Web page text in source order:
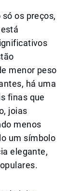
os preços,
menor peso
há uma
finas que
joias
menos
um símbolo
elegante,